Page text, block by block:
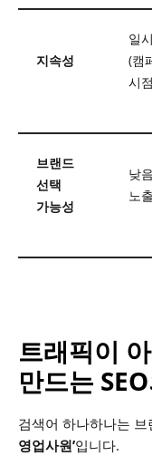
지속성
일
(캠
시
브랜드
선택
가능성
낮
노
트래픽이
만드는
검색어 하나하나는
영업사원’입니다.